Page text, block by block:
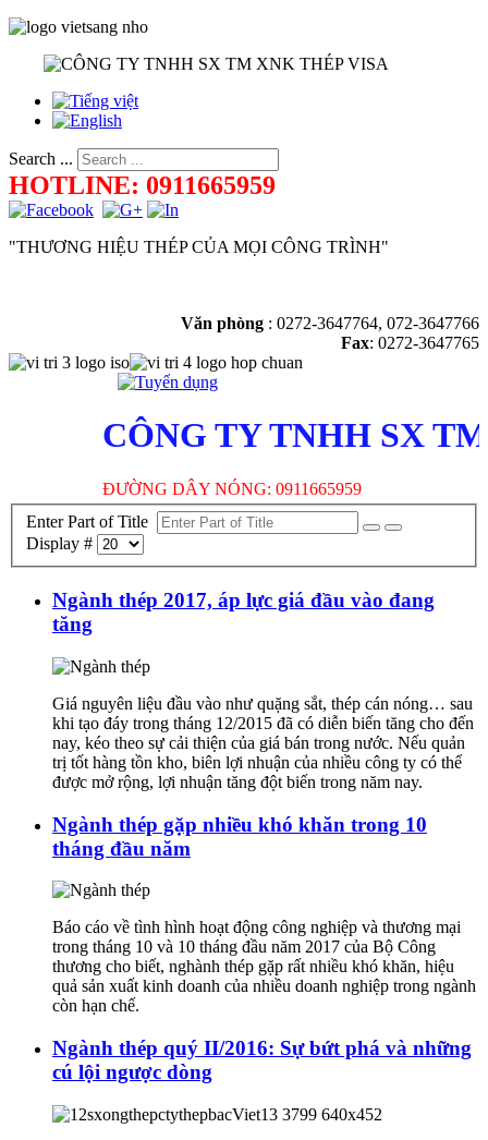
Search ...
HOTLINE: 0911665959
"THƯƠNG HIỆU THÉP CỦA MỌI CÔNG TRÌNH"
Văn phòng : 0272-3647764, 072-3647766
Fax: 0272-3647765
CÔNG TY TNHH SX TM
ĐƯỜNG DÂY NÓNG: 0911665959
Enter Part of Title
Display #
Ngành thép 2017, áp lực giá đầu vào đang
tăng
Giá nguyên liệu đầu vào như quặng sắt, thép cán nóng… sau
khi tạo đáy trong tháng 12/2015 đã có diễn biến tăng cho đến
nay, kéo theo sự cải thiện của giá bán trong nước. Nếu quản
trị tốt hàng tồn kho, biên lợi nhuận của nhiều công ty có thể
được mở rộng, lợi nhuận tăng đột biến trong năm nay.
Ngành thép gặp nhiều khó khăn trong 10
tháng đầu năm
Báo cáo về tình hình hoạt động công nghiệp và thương mại
trong tháng 10 và 10 tháng đầu năm 2017 của Bộ Công
thương cho biết, nghành thép gặp rất nhiều khó khăn, hiệu
quả sản xuất kinh doanh của nhiều doanh nghiệp trong ngành
còn hạn chế.
Ngành thép quý II/2016: Sự bứt phá và những
cú lội ngược dòng